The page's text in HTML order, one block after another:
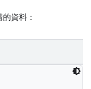
資料：